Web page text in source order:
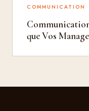
COMMUNICATION
que Vos